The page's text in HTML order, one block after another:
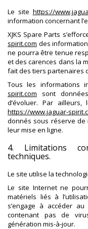
Le site https://
information concernant
XJKS Spare Parts
spirit.com des
ne pourra être tenue
et des carences dans la
fait des tiers partenaires
Tous les informations
spirit.com sont
d’évoluer. Par
https://www.jaguar-
donnés sous réserve
leur mise en ligne.
4. Limitations
techniques.
Le site utilise la
Le site Internet ne
matériels liés à
s’engage à accéder
contenant pas de
génération mis-à-jour.